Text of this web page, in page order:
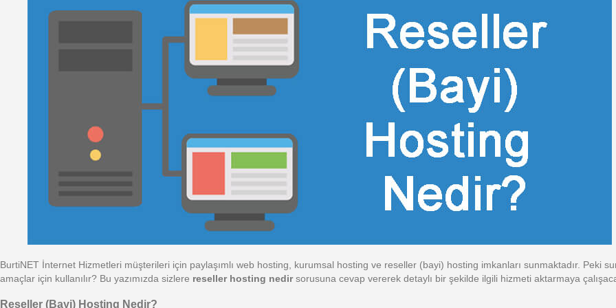
BurtiNET İnternet Hizmetleri müşterileri için paylaşımlı web hosting, kurumsal hosting ve reseller (bayi) hosting imkanları sunmaktadır. Peki
amaçlar için kullanılır? Bu yazımızda sizlere reseller hosting nedirsorusuna cevap vererek detaylı bir şekilde ilgili hizmeti aktarmaya
Reseller (Bayi) Hosting Nedir?